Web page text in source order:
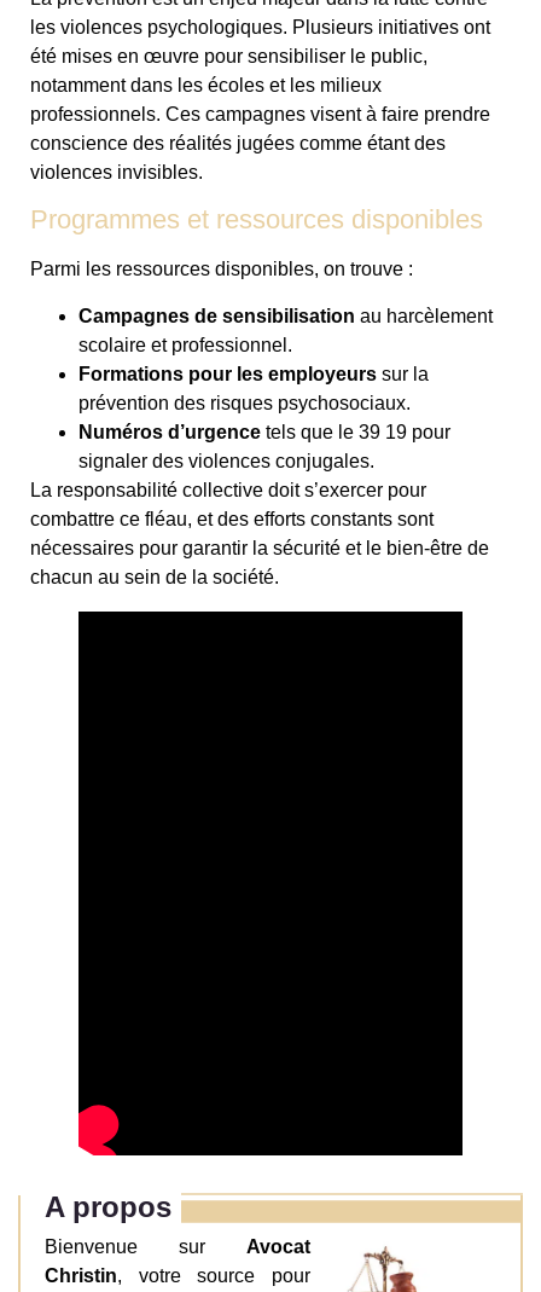
les violences psychologiques. Plusieurs initiatives ont
été mises en œuvre pour sensibiliser le public,
notamment dans les écoles et les milieux
professionnels. Ces campagnes visent à faire prendre
conscience des réalités jugées comme étant des
violences invisibles.
Programmes et ressources disponibles
Parmi les ressources disponibles, on trouve :
Campagnes de sensibilisation au harcèlement
scolaire et professionnel.
Formations pour les employeurs sur la
prévention des risques psychosociaux.
Numéros d’urgence tels que le 39 19 pour
signaler des violences conjugales.
La responsabilité collective doit s’exercer pour
combattre ce fléau, et des efforts constants sont
nécessaires pour garantir la sécurité et le bien-être de
chacun au sein de la société.
A propos
Bienvenue sur Avocat
Christin, votre source pour